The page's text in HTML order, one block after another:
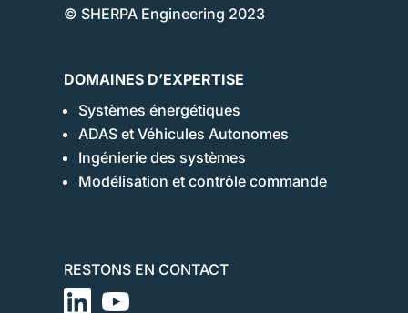
© SHERPA Engineering 2023
DOMAINES D’EXPERTISE
Systèmes énergétiques
ADAS et Véhicules Autonomes
Ingénierie des systèmes
Modélisation et contrôle commande
RESTONS EN CONTACT